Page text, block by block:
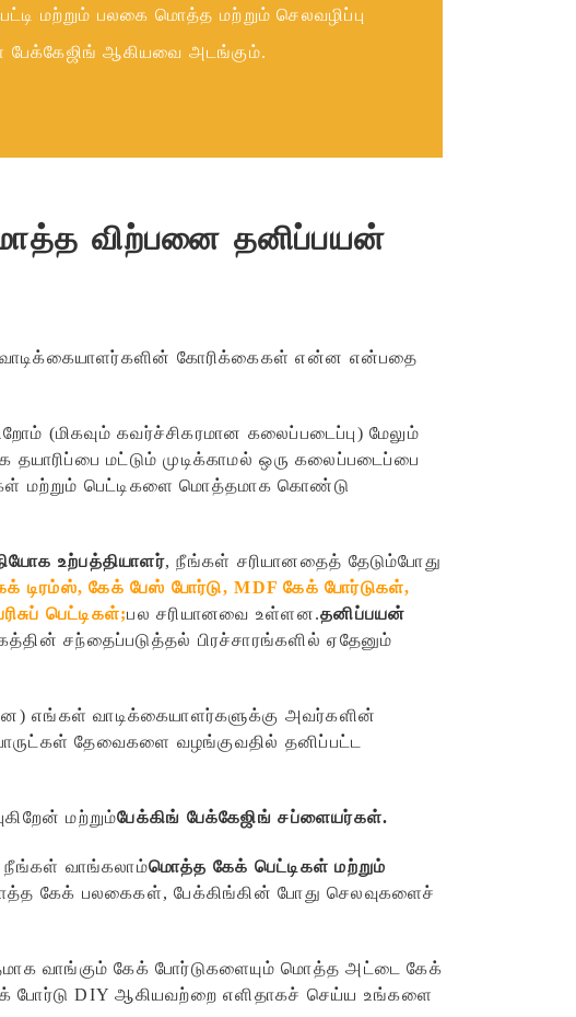
மற்றும் பலகை மொத்த மற்றும் செலவழிப்பு
ஆகியவை அடங்கும்.
விற்பனை தனிப்பயன்
வாடிக்கையாளர்களின் கோரிக்கைகள் என்ன என்பதை
(மிகவும் கவர்ச்சிகரமான கலைப்படைப்பு) மேலும்
மட்டும் முடிக்காமல் ஒரு கலைப்படைப்பை
மற்றும் பெட்டிகளை மொத்தமாக கொண்டு
உற்பத்தியாளர், நீங்கள் சரியானதைத் தேடும்போது
டிரம்ஸ், கேக் பேஸ் போர்டு, MDF கேக் போர்டுகள்,
பெட்டிகள்;பல சரியானவை உள்ளன.தனிப்பயன்
சந்தைப்படுத்தல் பிரச்சாரங்களில் ஏதேனும்
எங்கள் வாடிக்கையாளர்களுக்கு அவர்களின்
தேவைகளை வழங்குவதில் தனிப்பட்ட
மற்றும்பேக்கிங் பேக்கேஜிங் சப்ளையர்கள்.
நீங்கள் வாங்கலாம்மொத்த கேக் பெட்டிகள் மற்றும்
கேக் பலகைகள், பேக்கிங்கின் போது செலவுகளைச்
வாங்கும் கேக் போர்டுகளையும் மொத்த அட்டை கேக்
போர்டு DIY ஆகியவற்றை எளிதாகச் செய்ய உங்களை